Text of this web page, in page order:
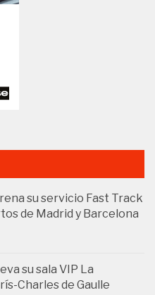
su servicio Fast Track
de Madrid y Barcelona
su sala VIP La
Charles de Gaulle